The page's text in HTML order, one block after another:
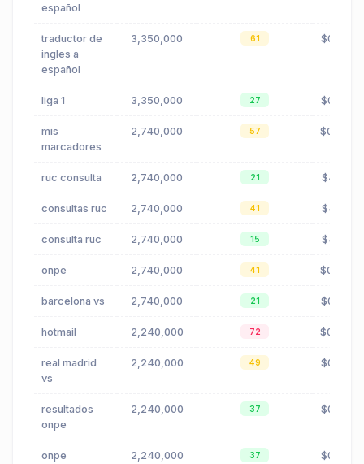
español
traductor de
ingles a
español
3,350,000 61 $0.55
liga 1 3,350,000 27 $0.60
mis
marcadores
2,740,000 57 $0.43
ruc consulta 2,740,000 21 $4.13
consultas ruc 2,740,000 41 $4.13
consulta ruc 2,740,000 15 $4.13
onpe 2,740,000 41 $0.54
barcelona vs 2,740,000 21 $0.00
hotmail 2,240,000 72 $0.64
real madrid
vs
2,240,000 49 $0.26
resultados
onpe
2,240,000 37 $0.58
onpe
2,240,000 37 $0.58